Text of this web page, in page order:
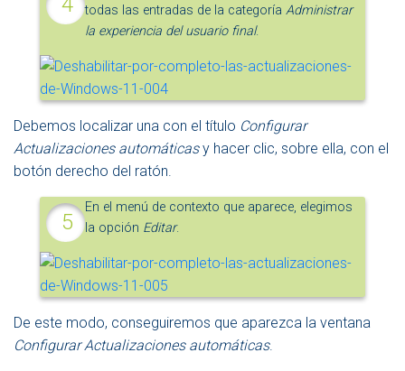
todas las entradas de la categoríaAdministrar
la experiencia del usuario final.
Debemos localizar una con el título Configurar
Actualizaciones automáticasy hacer clic, sobre ella, con el
botón derecho del ratón.
En el menú de contexto que aparece, elegimos
la opción Editar.
De este modo, conseguiremos que aparezca la ventana
Configurar Actualizaciones automáticas.